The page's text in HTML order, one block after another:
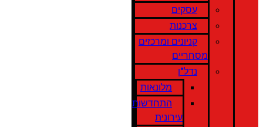
עסקים
צרכנות
קניונים ומרכזים
מסחריים
נדל"ן
מלונאות
התחדשות
עירונית